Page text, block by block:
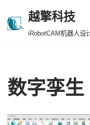
跳
越擎科技
iRobotCAM机器人设
数字孪生